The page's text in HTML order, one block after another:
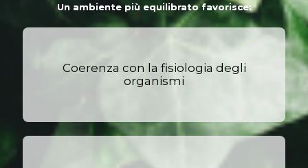
Un ambiente più equilibrato favorisce:
Coerenza con la fisiologia degli
organismi